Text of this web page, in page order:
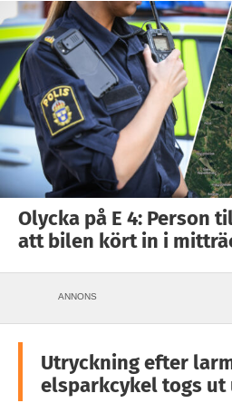
Olycka på E 4: Person
att bilen kört in i
ANNONS
Utryckning efter
elsparkcykel togs ut